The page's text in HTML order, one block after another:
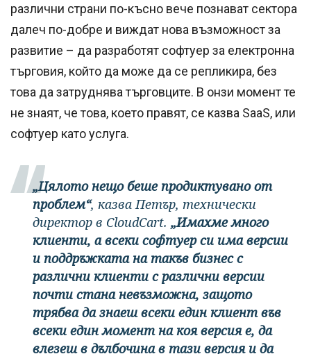
различни страни по-късно вече познават сектора
далеч по-добре и виждат нова възможност за
развитие – да разработят софтуер за електронна
търговия, който да може да се репликира, без
това да затруднява търговците. В онзи момент те
не знаят, че това, което правят, се казва SaaS, или
софтуер като услуга.
„Цялото нещо беше продиктувано от
проблем“, казва Петър, технически
директор в CloudCart. „Имахме много
клиенти, а всеки софтуер си има версии
и поддръжката на такъв бизнес с
различни клиенти с различни версии
почти стана невъзможна, защото
трябва да знаеш всеки един клиент във
всеки един момент на коя версия е, да
влезеш в дълбочина в тази версия и да